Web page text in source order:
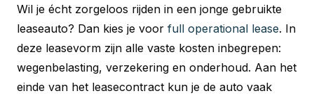
Wil je écht zorgeloos rijden in een jonge gebruikte
leaseauto? Dan kies je voor full operational lease. In
deze leasevorm zijn alle vaste kosten inbegrepen:
wegenbelasting, verzekering en onderhoud. Aan het
einde van het leasecontract kun je de auto vaak